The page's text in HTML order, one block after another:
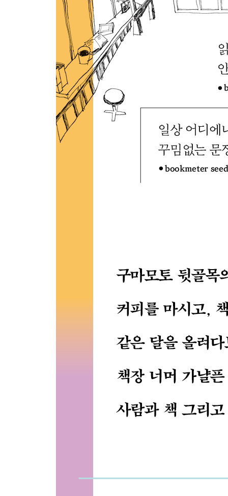
유히와 아사히
변함없는 풍경
후기
이 책에 나오는 책과 잡지